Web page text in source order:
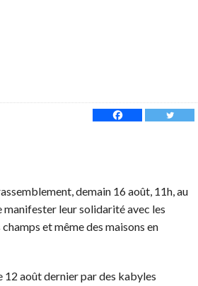
demain 16 août, 11h, au
manifester leur solidarité avec les
et même des maisons en
12 août dernier par des kabyles